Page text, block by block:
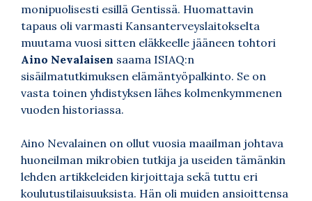
monipuolisesti esillä Gentissä. Huomattavin
tapaus oli varmasti Kansanterveyslaitokselta
muutama vuosi sitten eläkkeelle jääneen tohtori
Aino Nevalaisen saama ISIAQ:n
sisäilmatutkimuksen elämäntyöpalkinto. Se on
vasta toinen yhdistyksen lähes kolmenkymmenen
vuoden historiassa.
Aino Nevalainen on ollut vuosia maailman johtava
huoneilman mikrobien tutkija ja useiden tämänkin
lehden artikkeleiden kirjoittaja sekä tuttu eri
koulutustilaisuuksista. Hän oli muiden ansioittensa